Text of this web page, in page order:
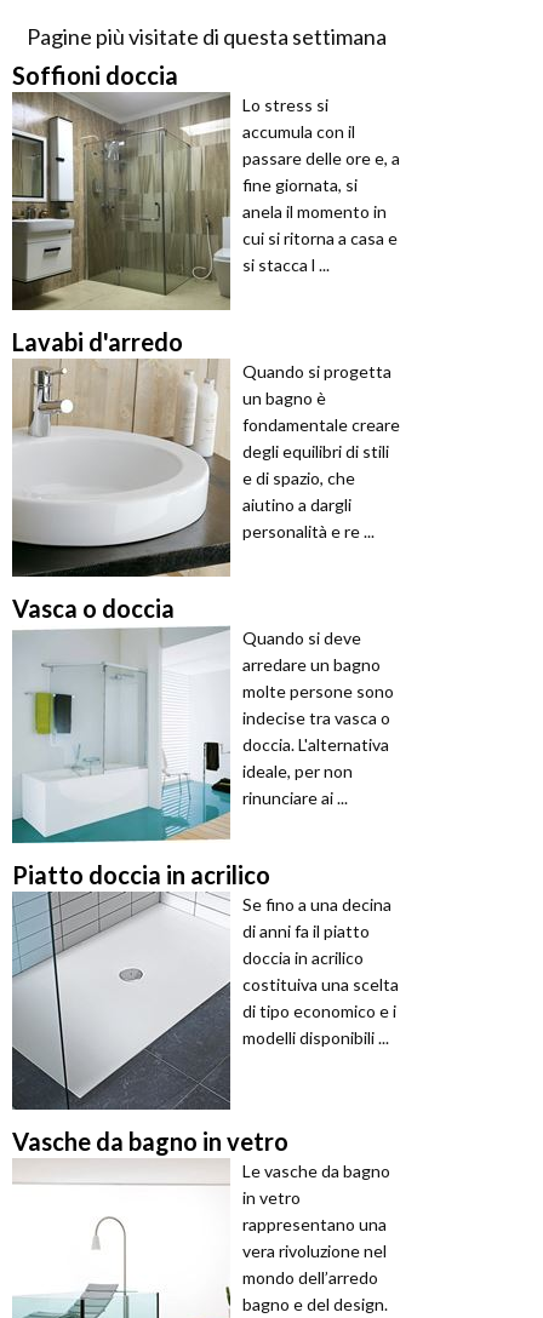
Pagine più visitate di questa settimana
Soffioni doccia
Lo stress si
accumula con il
passare delle ore e, a
fine giornata, si
anela il momento in
cui si ritorna a casa e
si stacca l ...
Lavabi d'arredo
Quando si progetta
un bagno è
fondamentale creare
degli equilibri di stili
e di spazio, che
aiutino a dargli
personalità e re ...
Vasca o doccia
Quando si deve
arredare un bagno
molte persone sono
indecise tra vasca o
doccia. L'alternativa
ideale, per non
rinunciare ai ...
Piatto doccia in acrilico
Se fino a una decina
di anni fa il piatto
doccia in acrilico
costituiva una scelta
di tipo economico e i
modelli disponibili ...
Vasche da bagno in vetro
Le vasche da bagno
in vetro
rappresentano una
vera rivoluzione nel
mondo dell’arredo
bagno e del design.